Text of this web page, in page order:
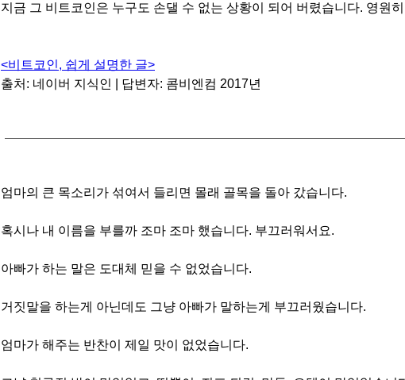
지금 그 비트코인은 누구도 손댈 수 없는 상황이 되어 버렸습니다. 영원히
<비트코인, 쉽게 설명한 글>
출처: 네이버 지식인 | 답변자: 콤비엔컴 2017년
엄마의 큰 목소리가 섞여서 들리면 몰래 골목을 돌아 갔습니다.
혹시나 내 이름을 부를까 조마 조마 했습니다. 부끄러워서요.
아빠가 하는 말은 도대체 믿을 수 없었습니다.
거짓말을 하는게 아닌데도 그냥 아빠가 말하는게 부끄러웠습니다.
엄마가 해주는 반찬이 제일 맛이 없었습니다.